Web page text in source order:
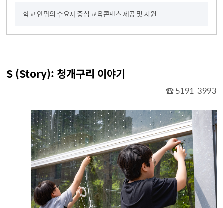
학교 안팎의 수요자 중심 교육콘텐츠 제공 및 지원
S (Story): 청개구리 이야기
☎ 5191-3993